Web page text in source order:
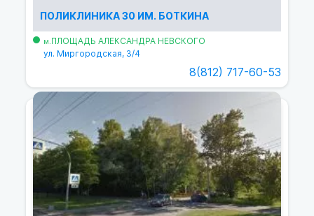
ПОЛИКЛИНИКА 30 ИМ. БОТКИНА
м.ПЛОЩАДЬ АЛЕКСАНДРА НЕВСКОГО
ул. Миргородская, 3/4
8(812) 717-60-53